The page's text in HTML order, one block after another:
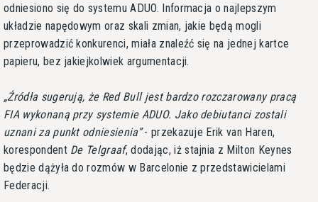
odniesiono się do systemu ADUO. Informacja o najlepszym
układzie napędowym oraz skali zmian, jakie będą mogli
przeprowadzić konkurenci, miała znaleźć się na jednej kartce
papieru, bez jakiejkolwiek argumentacji.
Źródła sugerują, że Red Bull jest bardzo rozczarowany pracą
FIA wykonaną przy systemie ADUO. Jako debiutanci zostali
uznani za punkt odniesienia - przekazuje Erik van Haren,
korespondent De Telgraaf, dodając, iż stajnia z Milton Keynes
będzie dążyła do rozmów w Barcelonie z przedstawicielami
Federacji.